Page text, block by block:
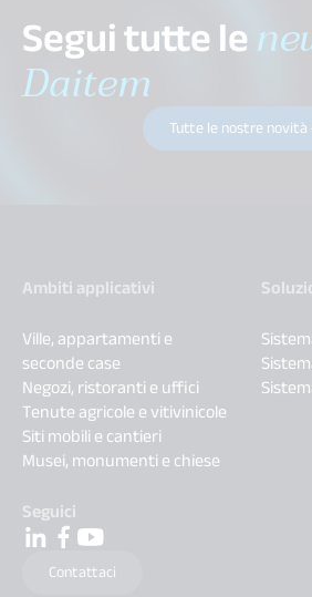
Segui tutte le
Daitem
Tutte le nostre novità
Ambiti applicativi
Ville, appartamenti e
seconde case
Negozi, ristoranti e uffici
Tenute agricole e vitivinicole
Siti mobili e cantieri
Musei, monumenti e chiese
Seguici
Contattaci